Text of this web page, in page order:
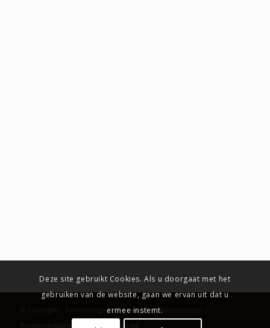
© Copyright - Aannemings- & Bouwbedrijf Bloemfontein |
Cookieverklaring
Deze site gebruikt Cookies. Als u doorgaat met het
gebruiken van de website, gaan we ervan uit dat u
ermee instemt.